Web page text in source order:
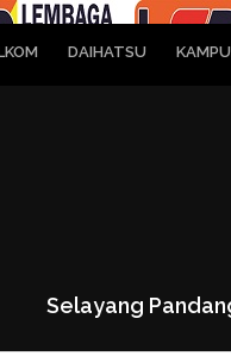
DAIHATSU
Selayang